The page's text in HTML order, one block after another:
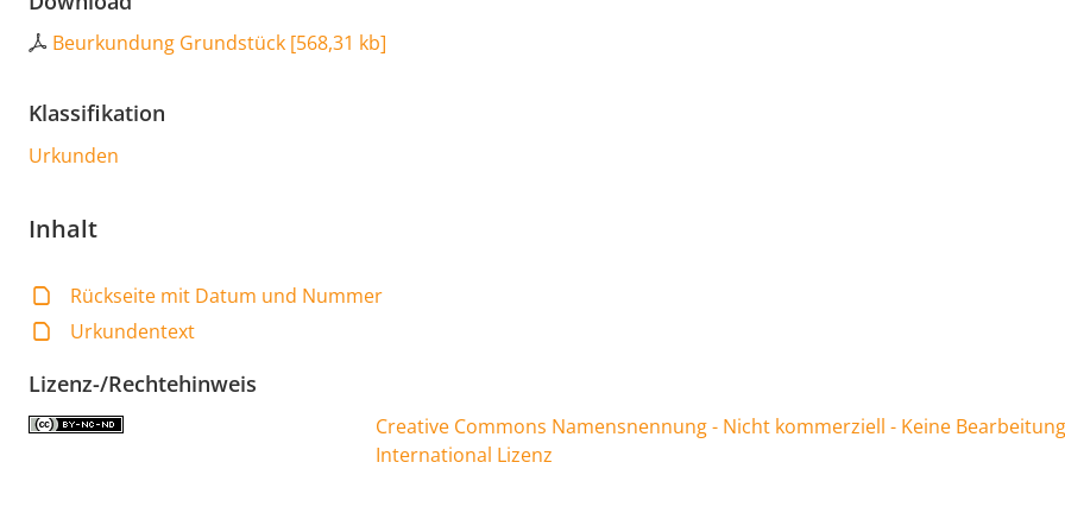
Beurkundung Grundstück [568,31 kb]
Klassifikation
Urkunden
Inhalt
Rückseite mit Datum und Nummer
Urkundentext
Lizenz-/Rechtehinweis
Creative Commons Namensnennung - Nicht kommerziell - Keine
International Lizenz